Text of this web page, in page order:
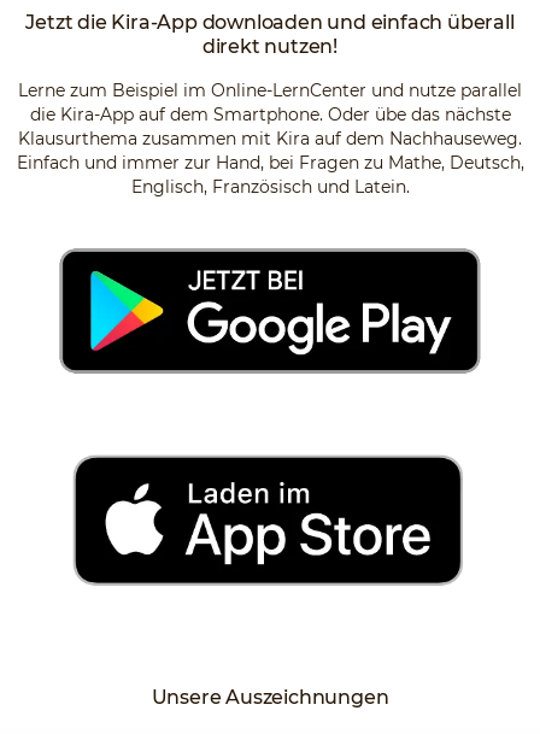
Jetzt die Kira-App downloaden und einfach überall
direkt nutzen!
Lerne zum Beispiel im Online-LernCenter und nutze parallel
die Kira-App auf dem Smartphone. Oder übe das nächste
Klausurthema zusammen mit Kira auf dem Nachhauseweg.
Einfach und immer zur Hand, bei Fragen zu Mathe, Deutsch,
Englisch, Französisch und Latein.
Unsere Auszeichnungen